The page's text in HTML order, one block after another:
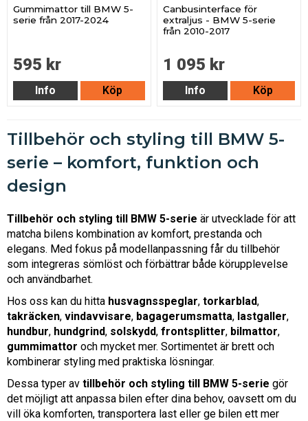
Gummimattor till BMW 5-
serie från 2017-2024
595 kr
Info Köp
Canbusinterface för
extraljus - BMW 5-serie
från 2010-2017
1 095 kr
Info Köp
Tillbehör och styling till BMW 5-
serie – komfort, funktion och
design
Tillbehör och styling till BMW 5-serie är utvecklade för att
matcha bilens kombination av komfort, prestanda och
elegans. Med fokus på modellanpassning får du tillbehör
som integreras sömlöst och förbättrar både körupplevelse
och användbarhet.
Hos oss kan du hitta husvagnsspeglar, torkarblad,
takräcken, vindavvisare, bagagerumsmatta, lastgaller,
hundbur, hundgrind, solskydd, frontsplitter, bilmattor,
gummimattor och mycket mer. Sortimentet är brett och
kombinerar styling med praktiska lösningar.
Dessa typer av tillbehör och styling till BMW 5-serie gör
det möjligt att anpassa bilen efter dina behov, oavsett om du
vill öka komforten, transportera last eller ge bilen ett mer